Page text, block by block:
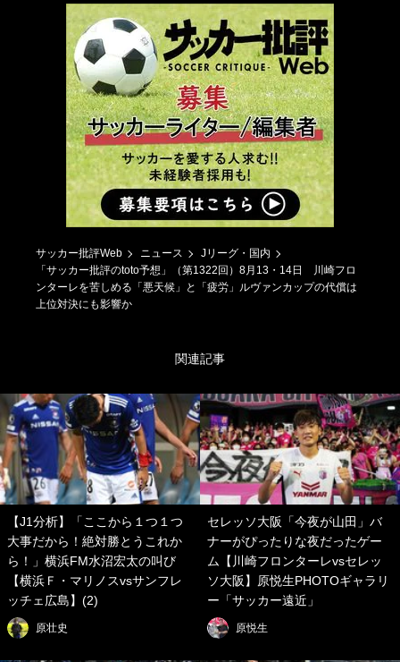
サッカー批評Web ニュース
Jリーグ・国内
「サッカー批評のtoto予想」（第1322回）8月13・14日 川崎フロ
ンターレを苦しめる「悪天候」と「疲労」ルヴァンカップの代償は
上位対決にも影響か
関連記事
【J1分析】「ここから１つ１つ
大事だから！絶対勝とうこれか
ら！」横浜FM水沼宏太の叫び
【横浜Ｆ・マリノスvsサンフレ
ッチェ広島】(2)
原壮史
セレッソ大阪「今夜が山田」バ
ナーがぴったりな夜だったゲー
ム【川崎フロンターレvsセレッ
ソ大阪】原悦生PHOTOギャラリ
ー「サッカー遠近」
原悦生